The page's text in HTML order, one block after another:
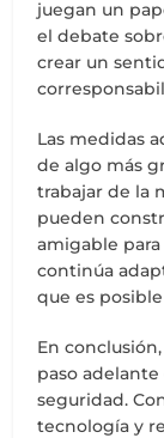
juegan un
el debate
crear un
Las medidas
de algo más
trabajar de la
pueden
amigable
continúa
que es
En
paso
seguridad.
tecnología y